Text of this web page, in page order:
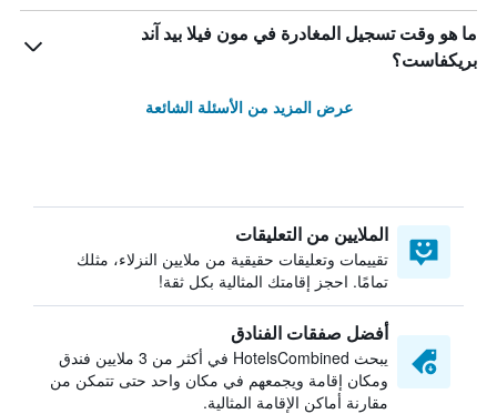
ما هو وقت تسجيل المغادرة في مون فيلا بيد آند
بريكفاست؟
عرض المزيد من الأسئلة الشائعة
الملايين من التعليقات
تقييمات وتعليقات حقيقية من ملايين النزلاء، مثلك
تمامًا. احجز إقامتك المثالية بكل ثقة!
أفضل صفقات الفنادق
يبحث HotelsCombined في أكثر من 3 ملايين فندق
ومكان إقامة ويجمعهم في مكان واحد حتى تتمكن من
مقارنة أماكن الإقامة المثالية.